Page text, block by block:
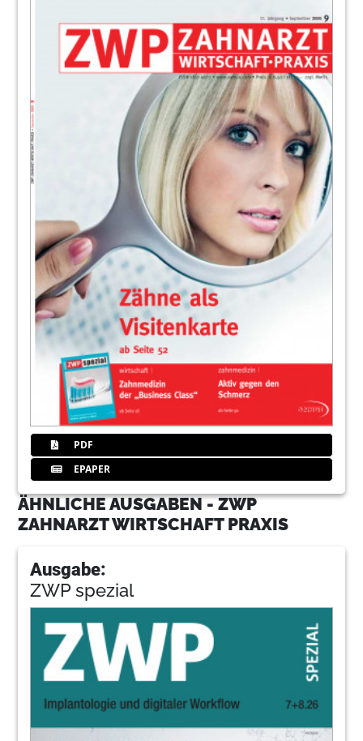
PDF
EPAPER
ÄHNLICHE AUSGABEN - ZWP
ZAHNARZT WIRTSCHAFT PRAXIS
Ausgabe:
ZWP spezial